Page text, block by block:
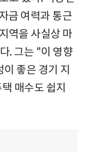
금 여력과 통근
역을 사실상 마
. 그는 "이 영향
좋은 경기 지
매수도 쉽지